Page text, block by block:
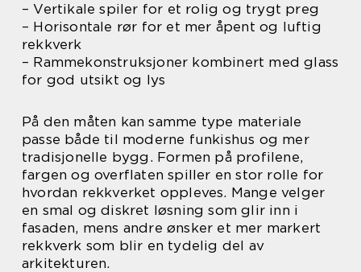
– Vertikale spiler for et rolig og trygt preg
– Horisontale rør for et mer åpent og luftig
rekkverk
– Rammekonstruksjoner kombinert med glass
for god utsikt og lys
På den måten kan samme type materiale
passe både til moderne funkishus og mer
tradisjonelle bygg. Formen på profilene,
fargen og overflaten spiller en stor rolle for
hvordan rekkverket oppleves. Mange velger
en smal og diskret løsning som glir inn i
fasaden, mens andre ønsker et mer markert
rekkverk som blir en tydelig del av
arkitekturen.